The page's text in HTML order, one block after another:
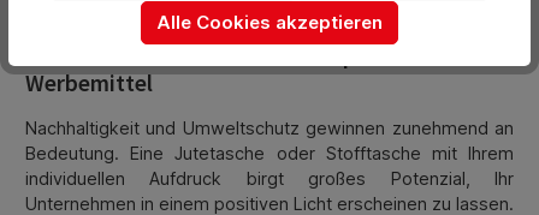
breiten Publikum zugänglich zu machen.
Werbemittel
Nachhaltigkeit und Umweltschutz gewinnen zunehmend an
Bedeutung. Eine Jutetasche oder Stofftasche mit Ihrem
individuellen Aufdruck birgt großes Potenzial, Ihr
Unternehmen in einem positiven Licht erscheinen zu lassen.
Alle Cookies akzeptieren